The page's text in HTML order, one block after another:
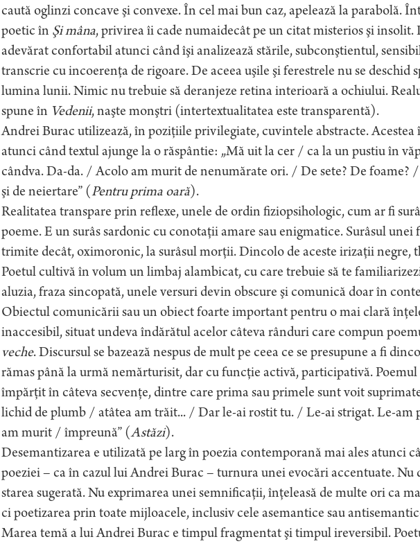
caută oglinzi concave şi convexe. În cel mai bun caz, apelează la parabolă.
poetic în Şi mâna, privirea îi cade numaidecât pe un citat misterios şi insolit.
adevărat confortabil atunci când îşi analizează stările, subconştientul,
transcrie cu incoerenţa de rigoare. De aceea uşile şi ferestrele nu se deschid
lumina lunii. Nimic nu trebuie să deranjeze retina interioară a ochiului.
spune în Vedenii, naşte monştri (intertextualitatea este transparentă).
Andrei Burac utilizează, în poziţiile privilegiate, cuvintele abstracte. Acestea
atunci când textul ajunge la o răspântie: „Mă uit la cer / ca la un pustiu în
cândva. Da-da. / Acolo am murit de nenumărate ori. / De sete? De foame?
şi de neiertare” (Pentru prima oară).
Realitatea transpare prin reflexe, unele de ordin fiziopsihologic, cum ar fi
poeme. E un surâs sardonic cu conotaţii amare sau enigmatice. Surâsul unei
trimite decât, oximoronic, la surâsul morţii. Dincolo de aceste irizaţii negre,
Poetul cultivă în volum un limbaj alambicat, cu care trebuie să te
aluzia, fraza sincopată, unele versuri devin obscure şi comunică doar în
Obiectul comunicării sau un obiect foarte important pentru o mai clară
inaccesibil, situat undeva îndărătul acelor câteva rânduri care compun
veche. Discursul se bazează nespus de mult pe ceea ce se presupune a fi
rămas până la urmă nemărturisit, dar cu funcţie activă, participativă. Poemul
împărţit în câteva secvenţe, dintre care prima sau primele sunt voit
lichid de plumb / atâtea am trăit... / Dar le-ai rostit tu. / Le-ai strigat. Le-am
am murit / împreună” (Astăzi).
Desemantizarea e utilizată pe larg în poezia contemporană mai ales atunci
poeziei – ca în cazul lui Andrei Burac – turnura unei evocări accentuate. Nu
starea sugerată. Nu exprimarea unei semnificaţii, înţeleasă de multe ori ca
ci poetizarea prin toate mijloacele, inclusiv cele asemantice sau
Marea temă a lui Andrei Burac e timpul fragmentat şi timpul ireversibil.